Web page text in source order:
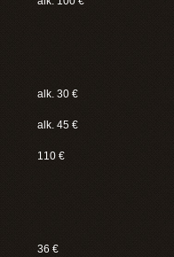
alk. 30 €
alk. 45 €
110 €
36 €